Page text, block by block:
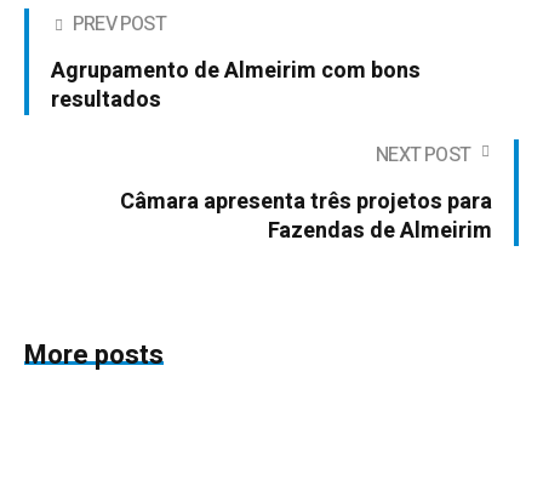
PREV POST
Agrupamento de Almeirim com bons
resultados
NEXT POST
Câmara apresenta três projetos para
Fazendas de Almeirim
More posts